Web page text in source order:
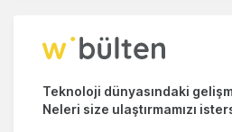
Teknoloji dünyasındaki
Neleri size ulaştırmamızı